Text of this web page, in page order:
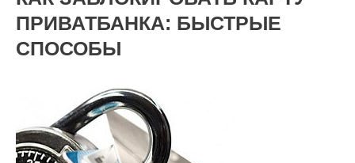
ПРИВАТБАНКА: БЫСТРЫЕ
СПОСОБЫ